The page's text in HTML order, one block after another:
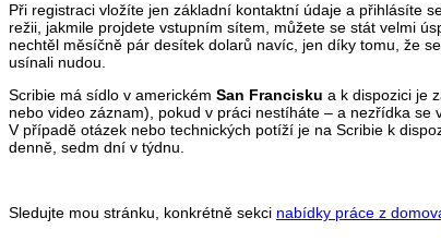
Při registraci vložíte jen základní kontaktní údaje a přihlásíte
režii, jakmile projdete vstupním sítem, můžete se stát velmi
nechtěl měsíčně pár desítek dolarů navíc, jen díky tomu, že
usínali nudou.
Scribie má sídlo v americkém San Francisku a k dispozici je
nebo video záznam), pokud v práci nestíháte – a nezřídka se
V případě otázek nebo technických potíží je na Scribie k
denně, sedm dní v týdnu.
Sledujte mou stránku, konkrétně sekci nabídky práce z